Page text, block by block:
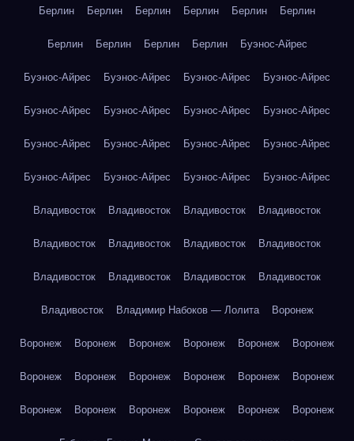
Берлин Берлин Берлин Берлин Берлин Берлин
Берлин Берлин Берлин Берлин Буэнос-Айрес
Буэнос-Айрес Буэнос-Айрес Буэнос-Айрес Буэнос-Айрес
Буэнос-Айрес Буэнос-Айрес Буэнос-Айрес Буэнос-Айрес
Буэнос-Айрес Буэнос-Айрес Буэнос-Айрес Буэнос-Айрес
Буэнос-Айрес Буэнос-Айрес Буэнос-Айрес Буэнос-Айрес
Владивосток Владивосток Владивосток Владивосток
Владивосток Владивосток Владивосток Владивосток
Владивосток Владивосток Владивосток Владивосток
Владивосток Владимир Набоков — Лолита Воронеж
Воронеж Воронеж Воронеж Воронеж Воронеж Воронеж
Воронеж Воронеж Воронеж Воронеж Воронеж Воронеж
Воронеж Воронеж Воронеж Воронеж Воронеж Воронеж